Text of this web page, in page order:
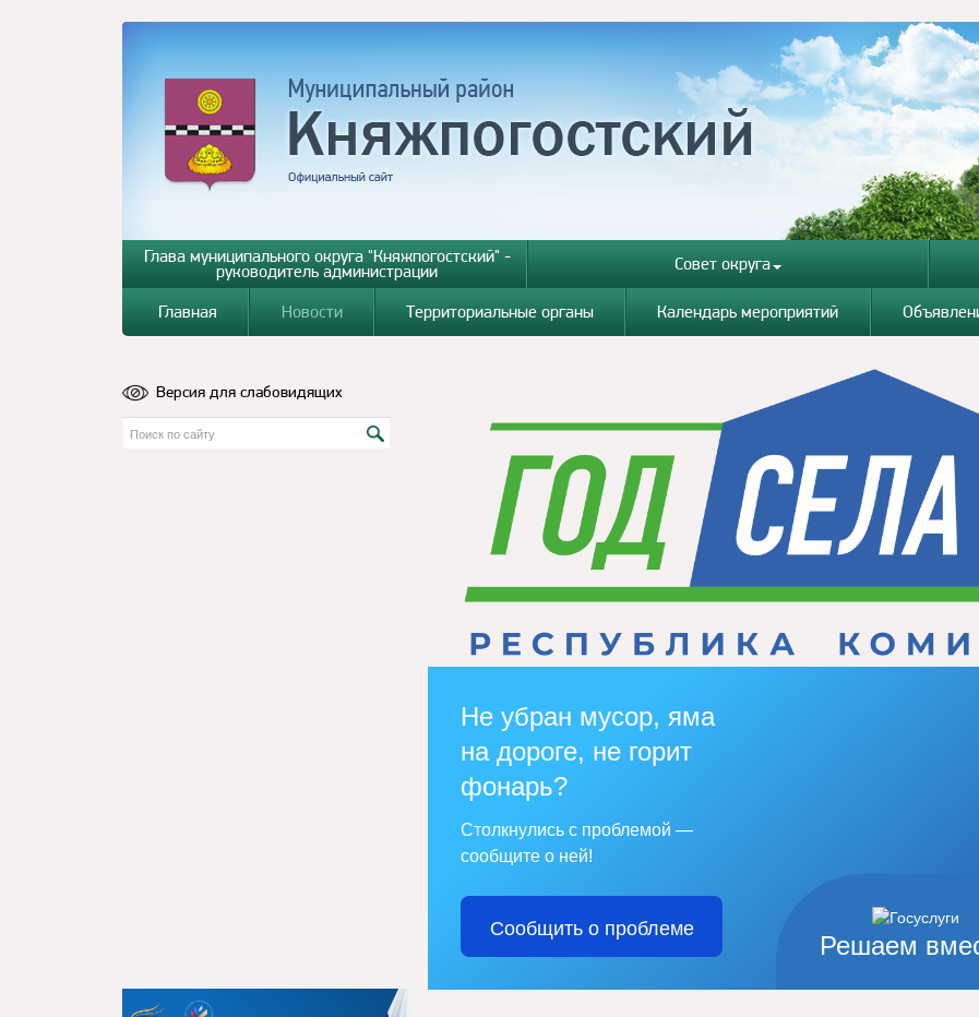
Глава муниципального округа "Княжпогостский" -
руководитель администрации Совет округа
Главная Новости Территориальные органы Календарь мероприятий
Версия для слабовидящих
Решаем
Не убран мусор, яма
на дороге, не горит
фонарь?
Столкнулись с проблемой —
сообщите о ней!
Сообщить о проблеме